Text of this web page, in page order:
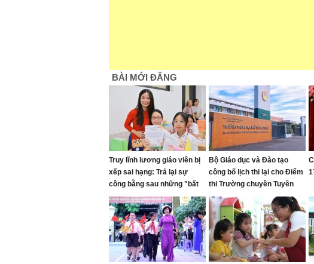
BÀI MỚI ĐĂNG
Truy lĩnh lương giáo viên bị
xếp sai hạng: Trả lại sự
công bằng sau những "bất
cập"
Bộ Giáo dục và Đào tạo
công bố lịch thi lại cho Điểm
thi Trường chuyên Tuyên
Quang